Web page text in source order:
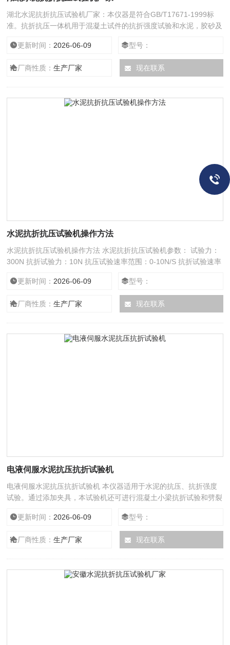
湖北水泥抗折抗压试验机厂家：本仪器是符合GB/T17671-1999标
准。抗折抗压一体机用于混凝土试件的抗折强度试验和水泥，胶砂及
GB/T17671-1999标准。抗折抗压一体机用于混凝土试件的抗折强度
试验和水泥，胶砂及红砖等建筑材料的抗压强度试验
更新时间： 2026-06-09 型号：
厂商性质：生产厂家 现在联系
水泥抗折抗压试验机操作方法
水泥抗折抗压试验机操作方法 水泥抗折抗压试验机参数： 试验力：
300N 抗折试验力：10N 抗压试验速率范围：0-10N/S 抗折试验速率
更新时间： 2026-06-09 型号：
厂商性质：生产厂家 现在联系
电液伺服水泥抗压抗折试验机
电液伺服水泥抗压抗折试验机 本仪器适用于水泥的抗压、抗折强度
试验。通过添加夹具，本试验机还可进行混凝土小梁抗折试验和劈裂
GB/T 3722《液压式压力试验机》、GB/T17671《水泥胶砂强度检
验方法》、idt ISO679《水泥胶沙强度检验方法(ISO法)》等标准要
求。
更新时间： 2026-06-09 型号：
厂商性质：生产厂家 现在联系